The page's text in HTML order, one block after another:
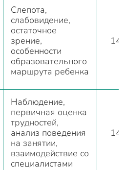
Слепота,
слабовидение,
остаточное
зрение,
особенности
образовательного
маршрута ребенка
14
Наблюдение,
первичная оценка
трудностей,
анализ поведения
на занятии,
взаимодействие со
специалистами
14